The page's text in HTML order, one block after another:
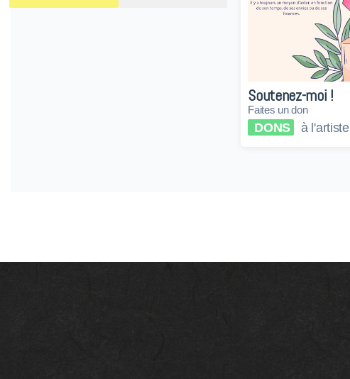
Soutenez-moi !
Faites un don
DONS à l'artiste